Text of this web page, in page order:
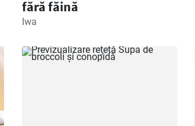
fără făină
Iwa